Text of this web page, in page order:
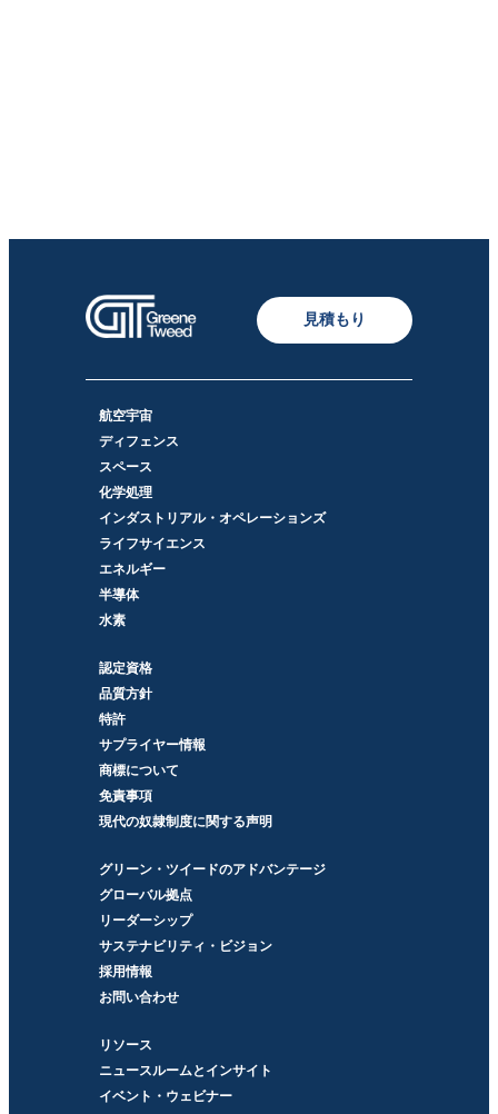
見積もり
航空宇宙
ディフェンス
スペース
化学処理
インダストリアル・オペレーションズ
ライフサイエンス
エネルギー
半導体
水素
認定資格
品質方針
特許
サプライヤー情報
商標について
免責事項
現代の奴隷制度に関する声明
グリーン・ツイードのアドバンテージ
グローバル拠点
リーダーシップ
サステナビリティ・ビジョン
採用情報
お問い合わせ
リソース
ニュースルームとインサイト
イベント・ウェビナー